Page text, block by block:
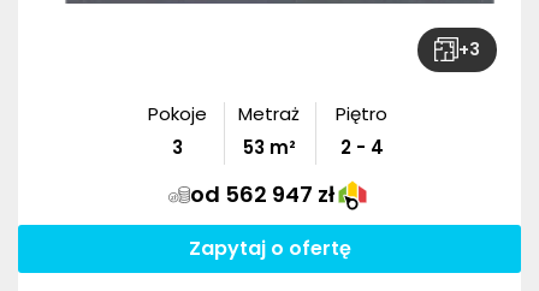
+3
Pokoje
3
Metraż
53m²
Piętro
2 - 4
od 562 947 zł
Zapytaj o ofertę